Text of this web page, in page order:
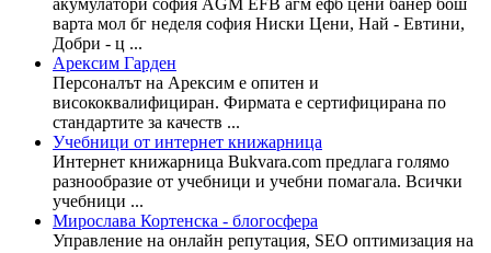
варта мол бг неделя софия Ниски Цени, Най - Евтини,
Добри - ц ...
Арексим Гарден
Персоналът на Арексим е опитен и
висококвалифициран. Фирмата е сертифицирана по
стандартите за качеств ...
Учебници от интернет книжарница
Интернет книжарница Bukvara.com предлага голямо
разнообразие от учебници и учебни помагала. Всички
учебници ...
Мирослава Кортенска - блогосфера
Управление на онлайн репутация, SEO оптимизация на